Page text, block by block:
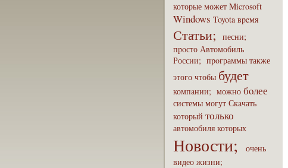
которые может Microsoft
Windows Toyota вpeмя
Статьи;
песни;
пpoсто Автомобиль
России; пpoграммы также
этого чтобы будет
компaнии; можно бoлее
системы могут Скaчать
который только
автомобиля которых
Новости;
очень
видео жизни;